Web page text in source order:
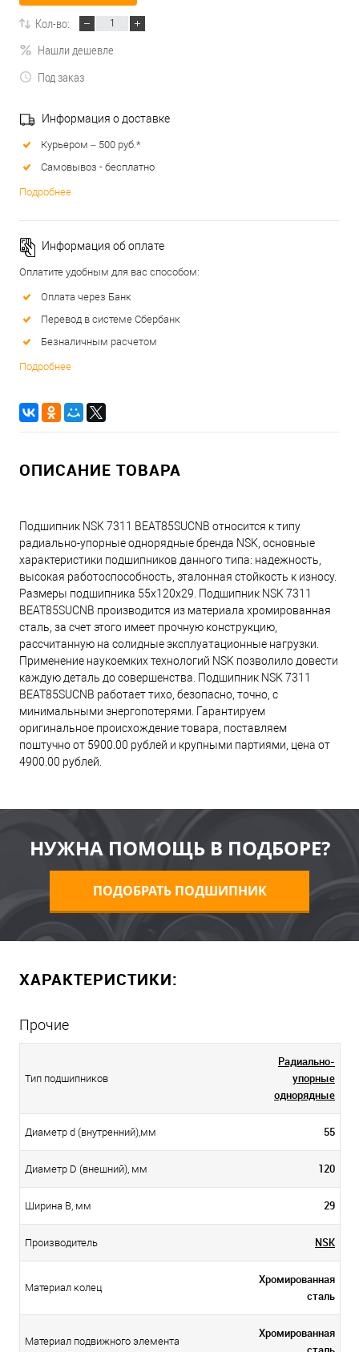
Кол-во:
Нашли дешевле
Под заказ
Информация о доставке
Курьером – 500 руб.*
Самовывоз - бесплатно
Подробнее
Информация об оплате
Оплатите удобным для вас способом:
Оплата через Банк
Перевод в системе Сбербанк
Безналичным расчетом
Подробнее
ОПИСАНИЕ ТОВАРА
Подшипник NSK 7311 BEAT85SUCNB относится к типу
радиально-упорные однорядные бренда NSK, основные
характеристики подшипников данного типа: надежность,
высокая работоспособность, эталонная стойкость к износу.
Размеры подшипника 55x120x29. Подшипник NSK 7311
BEAT85SUCNB производится из материала хромированная
сталь, за счет этого имеет прочную конструкцию,
рассчитанную на солидные эксплуатационные нагрузки.
Применение наукоемких технологий NSK позволило довести
каждую деталь до совершенства. Подшипник NSK 7311
BEAT85SUCNB работает тихо, безопасно, точно, с
минимальными энергопотерями. Гарантируем
оригинальное происхождение товара, поставляем
поштучно от 5900.00 рублей и крупными партиями, цена от
4900.00 рублей.
НУЖНА ПОМОЩЬ В ПОДБОРЕ?
ПОДОБРАТЬ ПОДШИПНИК
ХАРАКТЕРИСТИКИ:
Прочие
Тип подшипников
Радиально-
упорные
однорядные
Диаметр d (внутренний),мм 55
Диаметр D (внешний), мм 120
Ширина B, мм 29
Производитель NSK
Материал колец
Хромированная
сталь
Материал подвижного элемента
Хромированная